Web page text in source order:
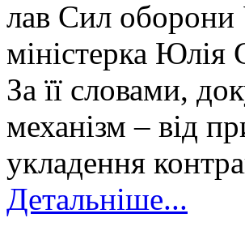
лав Сил оборони
міністерка Юлія
За її словами,
механізм – від
укладення
Детальніше...